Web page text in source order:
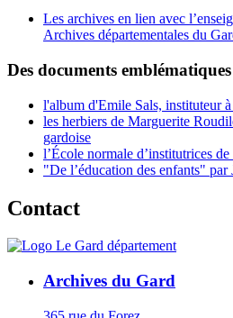
Les archives en lien avec
Archives départementales du
Des documents
l'album d'Emile Sals, instituteur
les herbiers de Marguerite
gardoise
l’École normale d’institutrices
"De l’éducation des enfants"
Contact
Archives du Gard